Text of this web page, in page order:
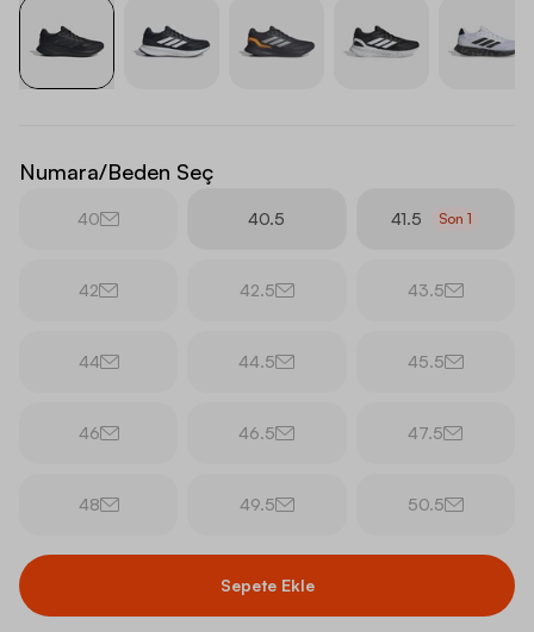
Numara/Beden Seç
40 40.5 41.5 Son1
42 42.5 43.5
44 44.5 45.5
46 46.5 47.5
48 49.5 50.5
Sepete Ekle